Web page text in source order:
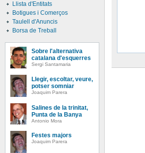
Llista d'Entitats
Botigues i Comerços
Taulell d'Anuncis
Borsa de Treball
Sobre l'alternativa
catalana d'esquerres
Sergi Santamaria
Llegir, escoltar, veure,
potser somniar
Joaquim Parera
Salines de la trinitat,
Punta de la Banya
Antonio Mora
Festes majors
Joaquim Parera